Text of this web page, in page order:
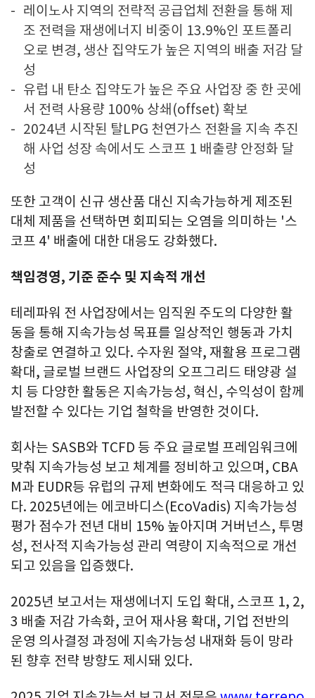
레이노사 지역의 전략적 공급업체 전환을 통해 제
조 전력을 재생에너지 비중이 13.9%인 포트폴리
오로 변경, 생산 집약도가 높은 지역의 배출 저감 달
성
유럽 내 탄소 집약도가 높은 주요 사업장 중 한 곳에
서 전력 사용량 100% 상쇄(offset) 확보
2024년 시작된 탈LPG 천연가스 전환을 지속 추진
해 사업 성장 속에서도 스코프 1 배출량 안정화 달
성
또한 고객이 신규 생산품 대신 지속가능하게 제조된
대체 제품을 선택하면 회피되는 오염을 의미하는 '스
코프 4' 배출에 대한 대응도 강화했다.
책임경영, 기준 준수 및 지속적 개선
테레파워 전 사업장에서는 임직원 주도의 다양한 활
동을 통해 지속가능성 목표를 일상적인 행동과 가치
창출로 연결하고 있다. 수자원 절약, 재활용 프로그램
확대, 글로벌 브랜드 사업장의 오프그리드 태양광 설
치 등 다양한 활동은 지속가능성, 혁신, 수익성이 함께
발전할 수 있다는 기업 철학을 반영한 것이다.
회사는 SASB와 TCFD 등 주요 글로벌 프레임워크에
맞춰 지속가능성 보고 체계를 정비하고 있으며, CBA
M과 EUDR등 유럽의 규제 변화에도 적극 대응하고 있
다. 2025년에는 에코바디스(EcoVadis) 지속가능성
평가 점수가 전년 대비 15% 높아지며 거버넌스, 투명
성, 전사적 지속가능성 관리 역량이 지속적으로 개선
되고 있음을 입증했다.
2025년 보고서는 재생에너지 도입 확대, 스코프 1, 2,
3 배출 저감 가속화, 코어 재사용 확대, 기업 전반의
운영 의사결정 과정에 지속가능성 내재화 등이 망라
된 향후 전략 방향도 제시돼 있다.